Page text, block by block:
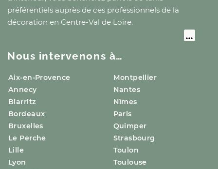
préférentiels auprès de ces professionnels de la
décoration en Centre-Val de Loire.
Nous intervenons à…
Aix-en-Provence
Annecy
Biarritz
Bordeaux
Bruxelles
Le Perche
Lille
Lyon
Montpellier
Nantes
Nîmes
Paris
Quimper
Strasbourg
Toulon
Toulouse